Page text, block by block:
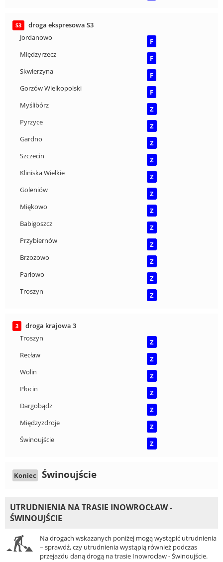
S3
droga ekspresowa S3
Jordanowo
F
Międzyrzecz
F
Skwierzyna
F
Gorzów Wielkopolski
F
Myślibórz
Z
Pyrzyce
Z
Gardno
Z
Szczecin
Z
Kliniska Wielkie
Z
Goleniów
Z
Miękowo
Z
Babigoszcz
Z
Przybiernów
Z
Brzozowo
Z
Parłowo
Z
Troszyn
Z
3
droga krajowa 3
Troszyn
Z
Recław
Z
Wolin
Z
Płocin
Z
Dargobądz
Z
Międzyzdroje
Z
Świnoujście
Z
Koniec Świnoujście
UTRUDNIENIA NA TRASIE INOWROCŁAW -
ŚWINOUJŚCIE
Na drogach wskazanych poniżej mogą wystąpić utrudnienia
– sprawdź, czy utrudnienia wystąpią również podczas
przejazdu daną drogą na trasie Inowrocław - Świnoujście.